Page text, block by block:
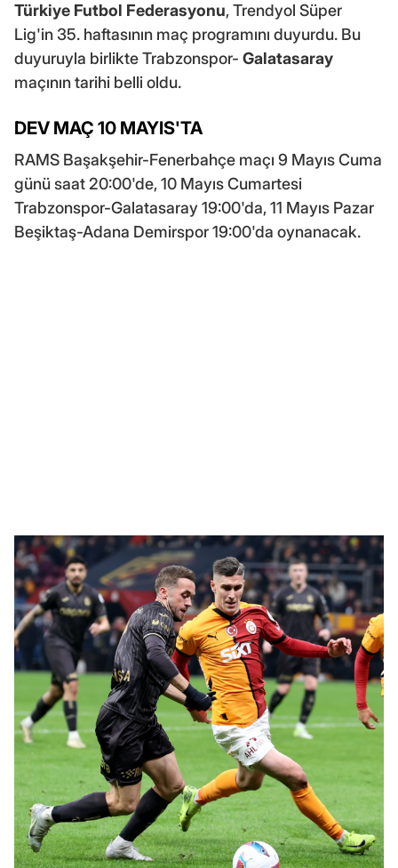
Türkiye Futbol Federasyonu, Trendyol Süper
Lig'in 35. haftasının maç programını duyurdu. Bu
duyuruyla birlikte Trabzonspor- Galatasaray
maçının tarihi belli oldu.
DEV MAÇ 10 MAYIS'TA
RAMS Başakşehir-Fenerbahçe maçı 9 Mayıs Cuma
günü saat 20:00'de, 10 Mayıs Cumartesi
Trabzonspor-Galatasaray 19:00'da, 11 Mayıs Pazar
Beşiktaş-Adana Demirspor 19:00'da oynanacak.